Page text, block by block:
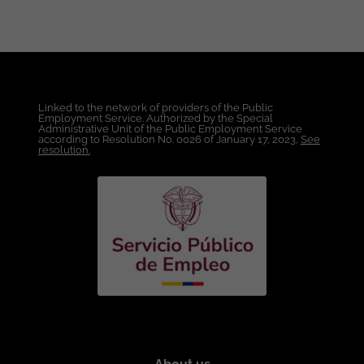
Tecnológica, Administración Básica de
Redes y Conectividad Conocimientos
técnicos: Infraestructura y virtualización:
Provisionamiento de máquinas virtuales,
Administración de snapshots y alta
disponibilidad). Sistemas operativos:
(Windows Server y Linux (Ubuntu,
Debian, Rocky, RHEL o similares).
Networking: (TCP/IP, VLANs, VPN, DNS,
DHCP, Firewalls, Balanceadores de
Linked to the network of providers of the Public
Employment Service. Authorized by the Special
Administrative Unit of the Public Employment Service
according to Resolution No. 0026 of January 17, 2023, See
resolution.